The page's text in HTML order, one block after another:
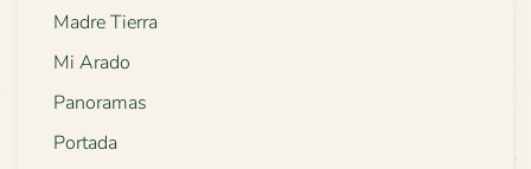
Madre Tierra
Mi Arado
Panoramas
Portada